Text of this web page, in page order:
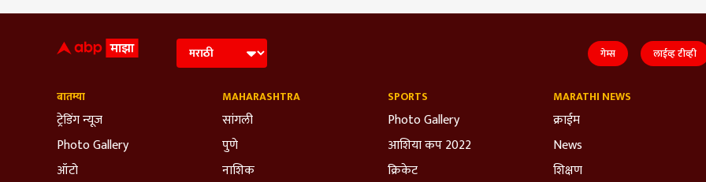
गेम्स लाईव्ह टीव्ही
बातम्या
ट्रेडिंग न्यूज
Photo Gallery
ऑटो
MAHARASHTRA
सांगली
पुणे
नाशिक
SPORTS
Photo Gallery
आशिया कप 2022
क्रिकेट
MARATHI NEWS
क्राईम
News
शिक्षण